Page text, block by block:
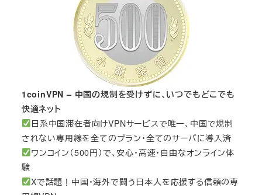
1coinVPN – 中国の規制を受けずに、いつでもどこでも
快適ネット
日系中国滞在者向けVPNサービスで唯一、中国で規制
されない専用線を全てのプラン・全てのサーバに導入済
ワンコイン（500円）で、安心・高速・自由なオンライン体
験
Xで話題！中国・海外で闘う日本人を応援する信頼の専